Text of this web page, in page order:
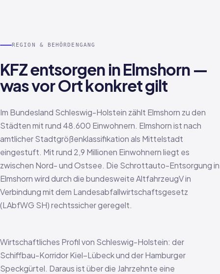
REGION & BEHÖRDENGANG
KFZ entsorgen in Elmshorn —
was vor Ort konkret gilt
Im Bundesland Schleswig-Holstein zählt Elmshorn zu den
Städten mit rund 48.600 Einwohnern. Elmshorn ist nach
amtlicher Stadtgrößenklassifikation als Mittelstadt
eingestuft. Mit rund 2,9 Millionen Einwohnern liegt es
zwischen Nord- und Ostsee. Die Schrottauto-Entsorgung in
Elmshorn wird durch die bundesweite AltfahrzeugV in
Verbindung mit dem Landesabfallwirtschaftsgesetz
(LAbfWG SH) rechtssicher geregelt.
Wirtschaftliches Profil von Schleswig-Holstein: der
Schiffbau-Korridor Kiel–Lübeck und der Hamburger
Speckgürtel. Daraus ist über die Jahrzehnte eine